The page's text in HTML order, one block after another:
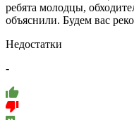
ребята молодцы,
объяснили. Будем вас
Недостатки
-